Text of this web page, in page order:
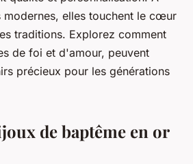
modernes, elles touchent le cœur
traditions. Explorez comment
de foi et d'amour, peuvent
précieux pour les générations
de baptême en or